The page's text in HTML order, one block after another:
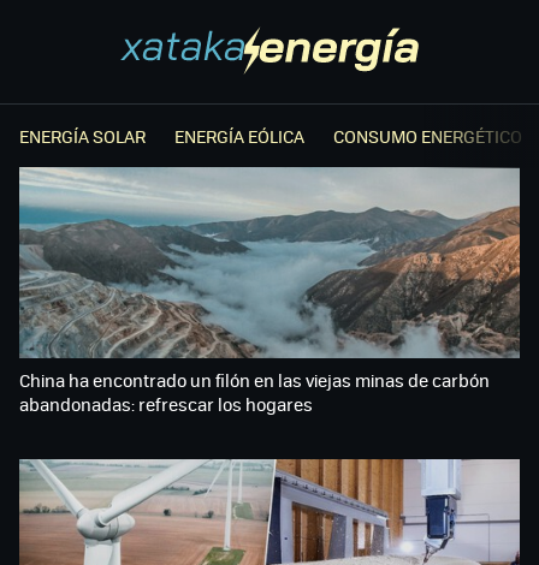
ENERGÍA SOLAR ENERGÍA EÓLICA CONSUMO ENERGÉTICO
China ha encontrado un filón en las viejas minas de carbón
abandonadas: refrescar los hogares